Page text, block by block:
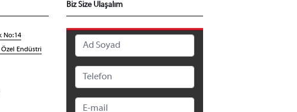
No:14
Endüstri
Biz Size Ulaşalım